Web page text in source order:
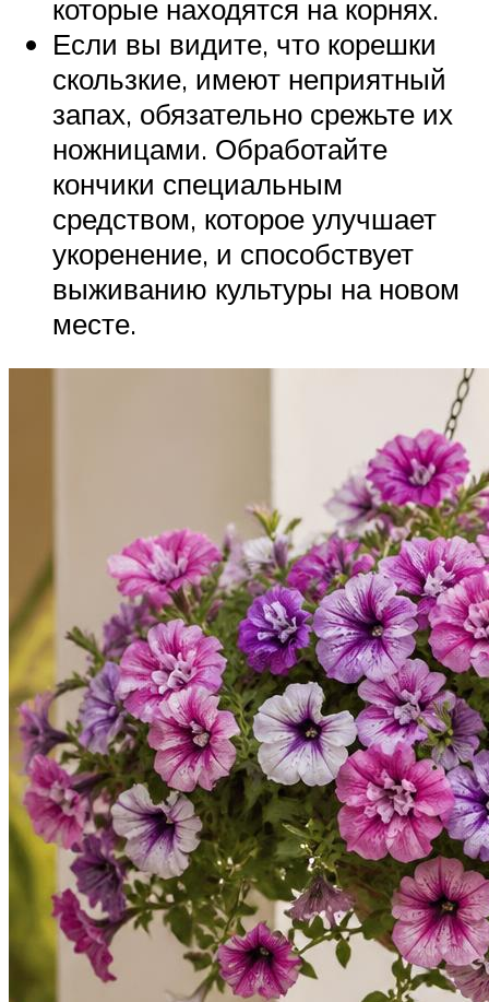
которые находятся на корнях.
Если вы видите, что корешки
скользкие, имеют неприятный
запах, обязательно срежьте их
ножницами. Обработайте
кончики специальным
средством, которое улучшает
укоренение, и способствует
выживанию культуры на новом
месте.